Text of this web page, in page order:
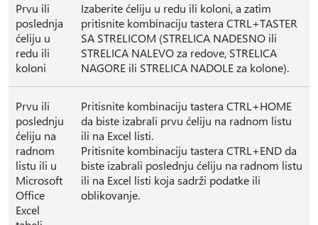
Prvu ili
poslednja
ćeliju u
redu ili
koloni
Izaberite ćeliju u redu ili koloni, a zatim
pritisnite kombinaciju tastera CTRL+TASTER
SA STRELICOM (STRELICA NADESNO ili
STRELICA NALEVO za redove, STRELICA
NAGORE ili STRELICA NADOLE za kolone).
Prvu ili
poslednju
ćeliju na
radnom
listu ili u
Microsoft
Office
Excel
Pritisnite kombinaciju tastera CTRL+HOME
da biste izabrali prvu ćeliju na radnom listu
ili na Excel listi.
Pritisnite kombinaciju tastera CTRL+END da
biste izabrali poslednju ćeliju na radnom listu
ili na Excel listi koja sadrži podatke ili
oblikovanje.